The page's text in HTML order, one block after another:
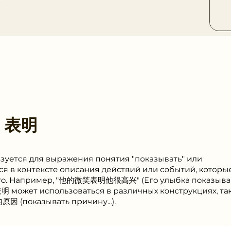
表明
для выражения понятия "показывать" или
в контексте описания действий или событий,
Например, "他的微笑表明他很高兴" (Его улыбка
может использоваться в различных конструкциях,
原因 (показывать причину...).